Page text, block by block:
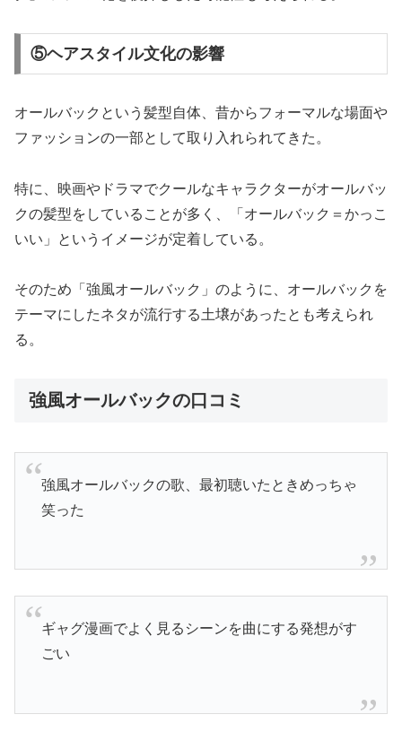
⑤ヘアスタイル文化の影響
オールバックという髪型自体、昔からフォーマルな場面や
ファッションの一部として取り入れられてきた。
特に、映画やドラマでクールなキャラクターがオールバッ
クの髪型をしていることが多く、「オールバック＝かっこ
いい」というイメージが定着している。
そのため「強風オールバック」のように、オールバックを
テーマにしたネタが流行する土壌があったとも考えられ
る。
強風オールバックの口コミ
強風オールバックの歌、最初聴いたときめっちゃ
笑った
ギャグ漫画でよく見るシーンを曲にする発想がす
ごい